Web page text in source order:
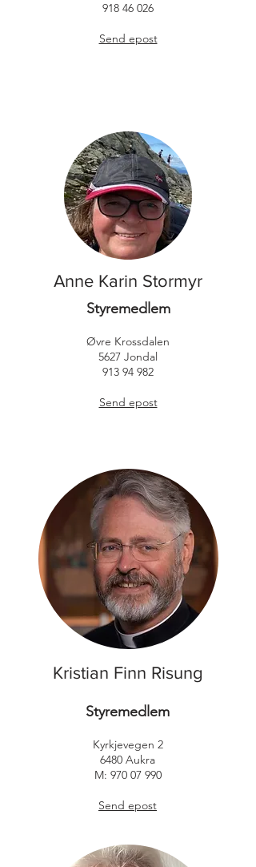
918 46 026
Send epost
Anne Karin Stormyr
Styremedlem
Øvre Krossdalen
5627 Jondal
913 94 982
Send epost
Kristian Finn Risung
Styremedlem
​Kyrkjevegen 2
6480 Aukra
M: 970 07 990
Send epost